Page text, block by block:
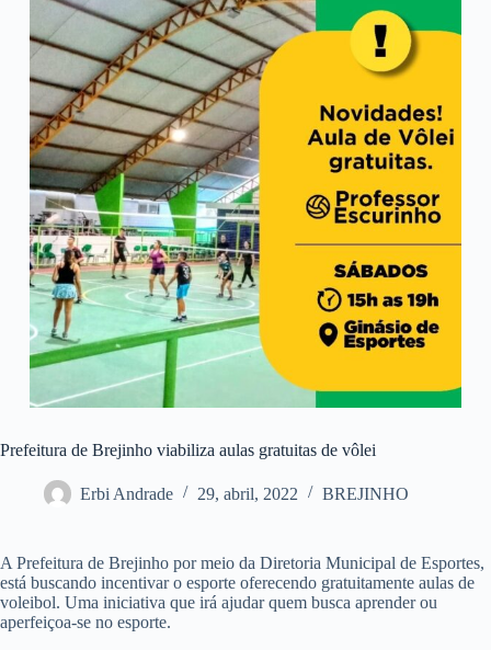
Prefeitura de Brejinho viabiliza aulas gratuitas de vôlei
Erbi Andrade 29, abril, 2022 BREJINHO
A Prefeitura de Brejinho por meio da Diretoria Municipal de Esportes,
está buscando incentivar o esporte oferecendo gratuitamente aulas de
voleibol. Uma iniciativa que irá ajudar quem busca aprender ou
aperfeiçoa-se no esporte.